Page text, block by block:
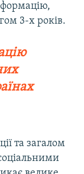
3-х років.
та загалом